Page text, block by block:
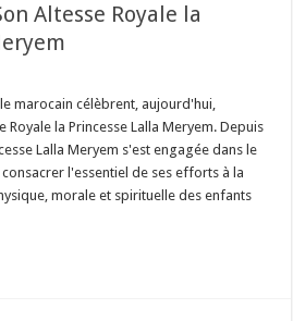
Altesse Royale la
marocain célèbrent, aujourd'hui,
Royale la Princesse Lalla Meryem. Depuis
Lalla Meryem s'est engagée dans le
l'essentiel de ses efforts à la
morale et spirituelle des enfants